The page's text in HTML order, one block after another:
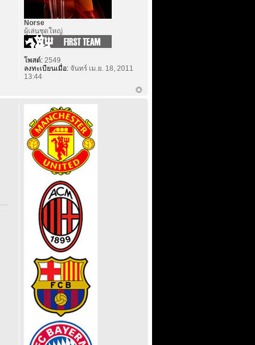
Norse
ผู้เล่นชุดใหญ่
โพสต์:2549
ลงทะเบียนเมื่อ:จันทร์ เม.ย. 18, 2011
13:44